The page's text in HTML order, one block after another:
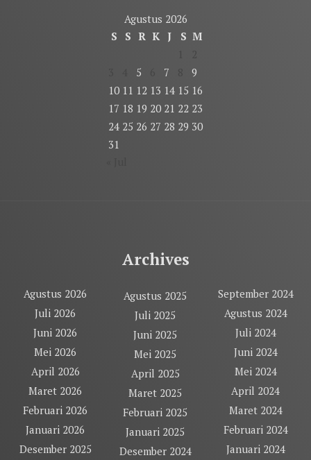
Agustus 2026
S
S R K J S M
5 7
9
10 11 12 13 14 15 16
17 18 19 20 21 22 23
24 25 26 27 28 29 30
31
Archives
Agustus 2026
Juli 2026
Juni 2026
Mei 2026
April 2026
Maret 2026
Februari 2026
Januari 2026
Desember 2025
Agustus 2025
Juli 2025
Juni 2025
Mei 2025
April 2025
Maret 2025
Februari 2025
Januari 2025
Desember 2024
September 2024
Agustus 2024
Juli 2024
Juni 2024
Mei 2024
April 2024
Maret 2024
Februari 2024
Januari 2024